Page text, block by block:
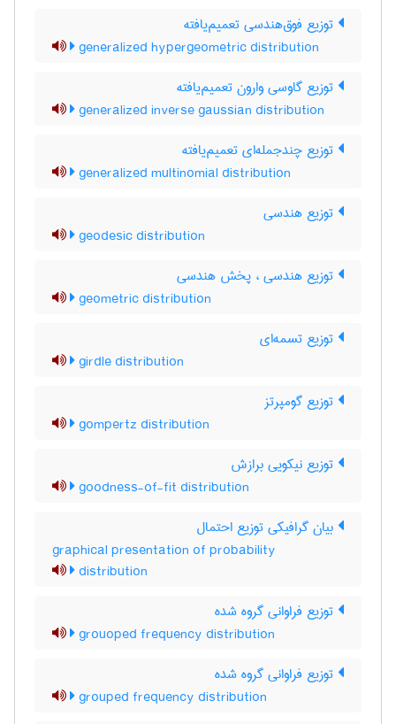
توزیع فوق‌هندسی تعمیم‌یافته
generalized hypergeometric distribution
توزیع گاوسی وارون تعمیم‌یافته
generalized inverse gaussian distribution
توزیع چندجمله‌ای تعمیم‌یافته
generalized multinomial distribution
توزیع هندسی
geodesic distribution
توزیع هندسی ، پخش هندسی
geometric distribution
توزیع تسمه‌ای
girdle distribution
توزیع گومپرتز
gompertz distribution
توزیع نیکویی برازش
goodness-of-fit distribution
بیان گرافیکی توزیع احتمال
graphical presentation of probability
distribution
توزیع فراوانی گروه شده
grouoped frequency distribution
توزیع فراوانی گروه شده
grouped frequency distribution